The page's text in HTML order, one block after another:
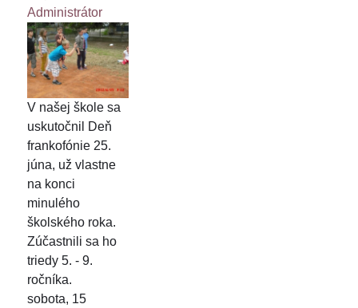
Administrátor
V našej škole sa
uskutočnil Deň
frankofónie 25.
júna, už vlastne
na konci
minulého
školského roka.
Zúčastnili sa ho
triedy 5. - 9.
ročníka.
sobota, 15